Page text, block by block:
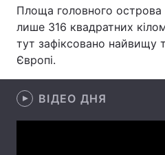
Цікавинки
Екологія
Лонгріди
Відео з Youtube
Площа головного
лише 316 квадратних
тут зафіксовано найвищу
Європі.
ВІДЕО ДНЯ